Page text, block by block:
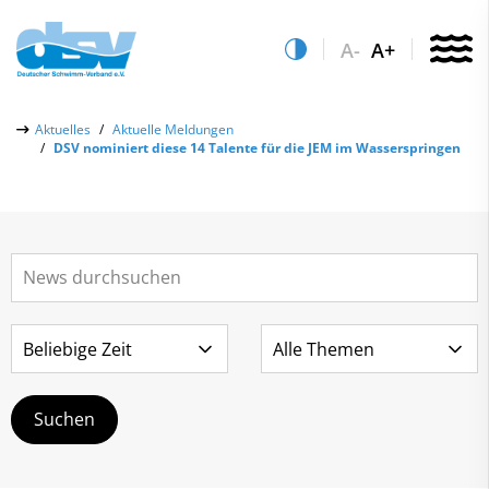
A- A+
Aktuelles
Aktuelle Meldungen
DSV nominiert diese 14 Talente für die JEM im Wasserspringen
Über uns
Social-Media-Wall
Leistungs- & Wettkampfsport
Schwimmen lernen
Sportentwicklung
Service
Quicklinks
Vereinsfinder
Lizenzwesen
Zentrale Hinweisstelle
Recht auf sicheren Schwimmsport